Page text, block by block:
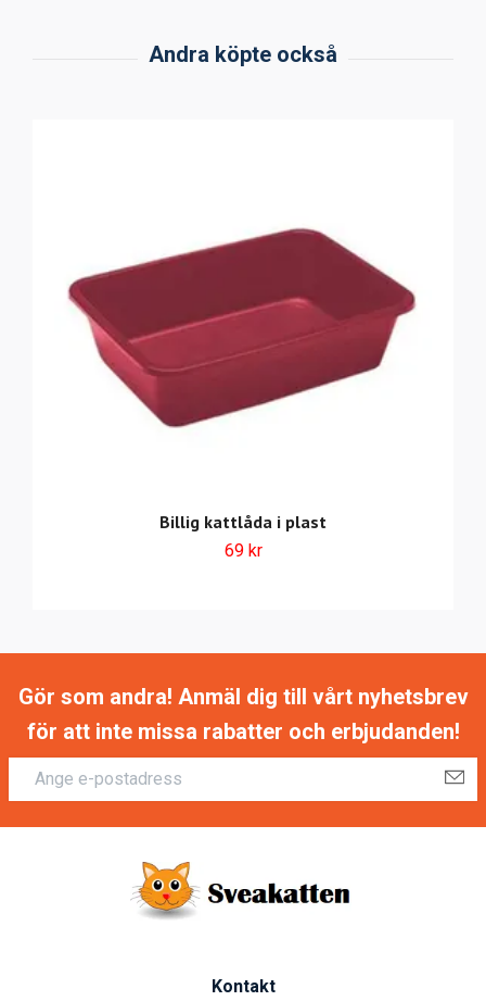
Billig kattlåda i plast
69 kr
Gör som andra! Anmäl dig till vårt nyhetsbrev
för att inte missa rabatter och erbjudanden!
Kontakt